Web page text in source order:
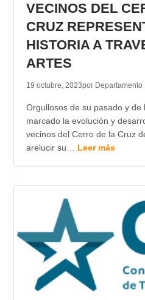
VECINOS DEL
CRUZ
HISTORIA A
ARTES
19 octubre, 2023por Departamento
Orgullosos de su pasado y de
marcado la evolución y
vecinos del Cerro de la Cruz
arelucir su… Leer más